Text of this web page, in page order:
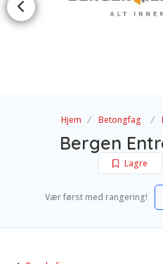
Hjem Betongfag
Bergen
Lagre
Vær først med rangering!